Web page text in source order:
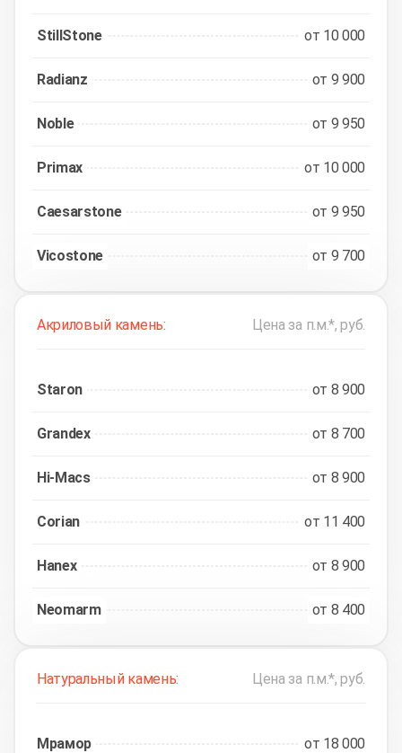
StillStone от 10 000
Radianz от 9 900
Noble от 9 950
Primax от 10 000
Caesarstone от 9 950
Vicostone от 9 700
Акриловый камень: Цена за п.м.*, руб.
Staron от 8 900
Grandex от 8 700
Hi-Macs от 8 900
Corian от 11 400
Hanex от 8 900
Neomarm от 8 400
Натуральный камень: Цена за п.м.*, руб.
Мрамор от 18 000